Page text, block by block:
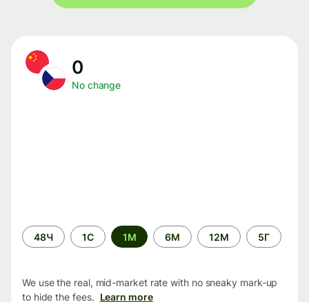
0
No change
Time
period
48Ч 1С 1М 6М 12М 5Г
We use the real, mid-market rate with no sneaky mark-up
to hide the fees. Learn more